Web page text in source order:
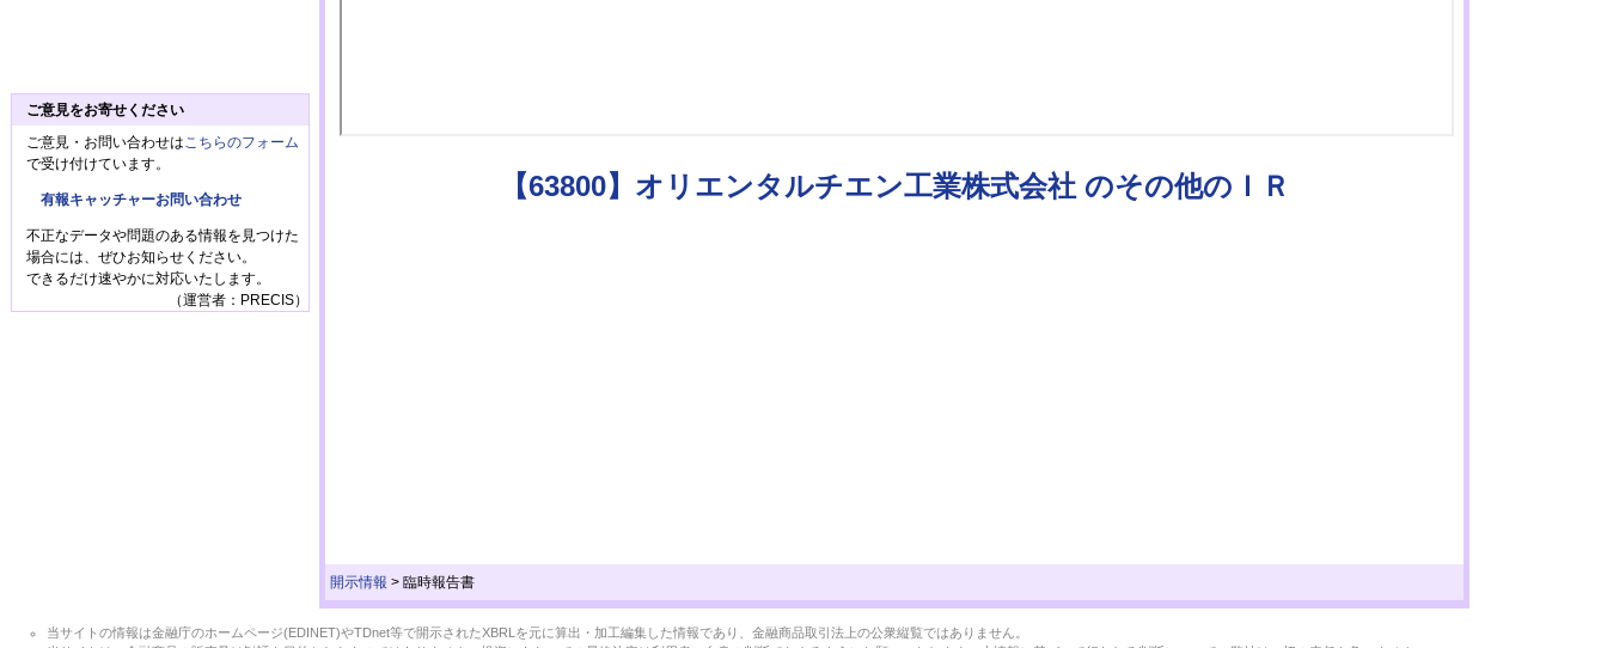
【63800】オリエンタルチエン工業株式会社 のその他のＩＲ
開示情報 > 臨時報告書
ご意見をお寄せください
ご意見・お問い合わせは こちらのフォーム
で受け付けています。
有報キャッチャーお問い合わせ
不正なデータや問題のある情報を見つけた
場合には、ぜひお知らせください。
できるだけ速やかに対応いたします。
（運営者：PRECIS）
当サイトの情報は金融庁のホームページ(EDINET)やTDnet等で開示されたXBRLを元に算出・加工編集した情報であり、金融商品取引法上の公衆縦覧ではありません。